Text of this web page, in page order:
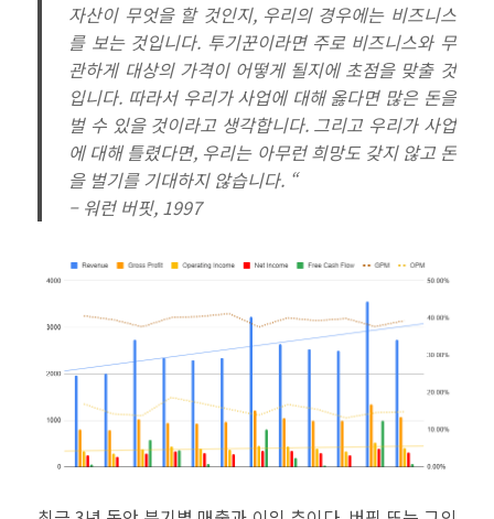
자산이 무엇을 할 것인지, 우리의 경우에는 비즈니스
를 보는 것입니다. 투기꾼이라면 주로 비즈니스와 무
관하게 대상의 가격이 어떻게 될지에 초점을 맞출 것
입니다. 따라서 우리가 사업에 대해 옳다면 많은 돈을
벌 수 있을 것이라고 생각합니다. 그리고 우리가 사업
에 대해 틀렸다면, 우리는 아무런 희망도 갖지 않고 돈
을 벌기를 기대하지 않습니다. “
– 워런 버핏, 1997